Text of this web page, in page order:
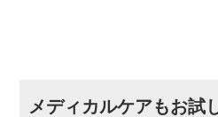
メディカルケアもお試